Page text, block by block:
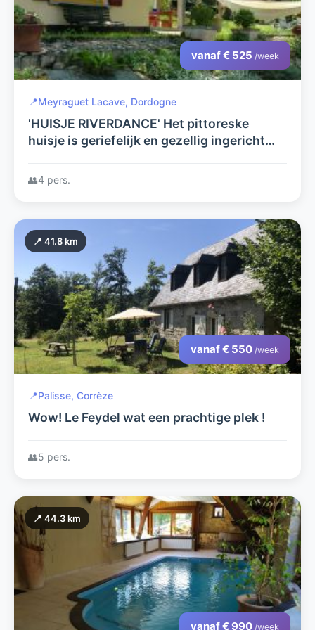
vanaf € 525 /week
📍Meyraguet Lacave, Dordogne
'HUISJE RIVERDANCE' Het pittoreske
huisje is geriefelijk en gezellig ingericht
👥4 pers.
📍 41.8 km
vanaf € 550 /week
📍Palisse, Corrèze
Wow! Le Feydel wat een prachtige plek !
👥5 pers.
📍 44.3 km
vanaf € 990 /week